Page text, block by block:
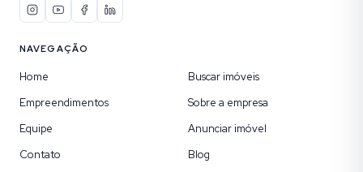
NAVEGAÇÃO
Home
Buscar imóveis
Empreendimentos
Sobre a empresa
Equipe
Anunciar imóvel
Contato
Blog